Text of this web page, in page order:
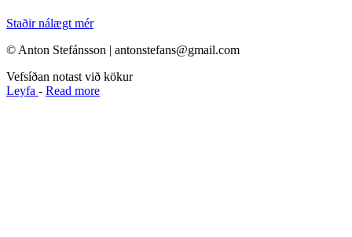
Staðir nálægt mér
© Anton Stefánsson | antonstefans@gmail.com
Vefsíðan notast við kökur
Leyfa - Read more